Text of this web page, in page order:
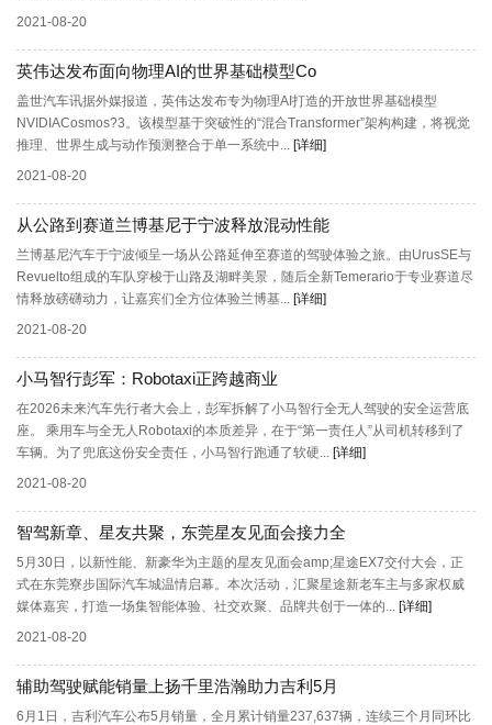
2021-08-20
英伟达发布面向物理AI的世界基础模型Co
盖世汽车讯据外媒报道，英伟达发布专为物理AI打造的开放世界基础模型
NVIDIACosmos?3。该模型基于突破性的“混合Transformer”架构构建，将视觉
推理、世界生成与动作预测整合于单一系统中... [详细]
2021-08-20
从公路到赛道兰博基尼于宁波释放混动性能
兰博基尼汽车于宁波倾呈一场从公路延伸至赛道的驾驶体验之旅。由UrusSE与
Revuelto组成的车队穿梭于山路及湖畔美景，随后全新Temerario于专业赛道尽
情释放磅礴动力，让嘉宾们全方位体验兰博基... [详细]
2021-08-20
小马智行彭军：Robotaxi正跨越商业
在2026未来汽车先行者大会上，彭军拆解了小马智行全无人驾驶的安全运营底
座。 乘用车与全无人Robotaxi的本质差异，在于“第一责任人”从司机转移到了
车辆。为了兜底这份安全责任，小马智行跑通了软硬... [详细]
2021-08-20
智驾新章、星友共聚，东莞星友见面会接力全
5月30日，以新性能、新豪华为主题的星友见面会amp;星途EX7交付大会，正
式在东莞寮步国际汽车城温情启幕。本次活动，汇聚星途新老车主与多家权威
媒体嘉宾，打造一场集智能体验、社交欢聚、品牌共创于一体的... [详细]
2021-08-20
辅助驾驶赋能销量上扬千里浩瀚助力吉利5月
6月1日，吉利汽车公布5月销量，全月累计销量237,637辆，连续三个月同环比